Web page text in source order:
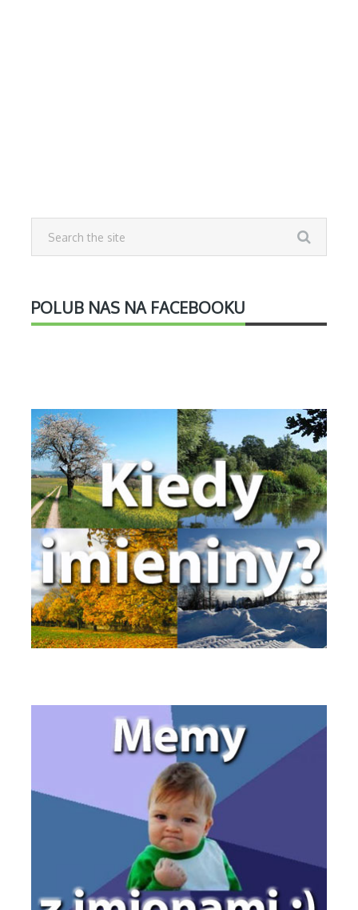
POLUB NAS NA FACEBOOKU